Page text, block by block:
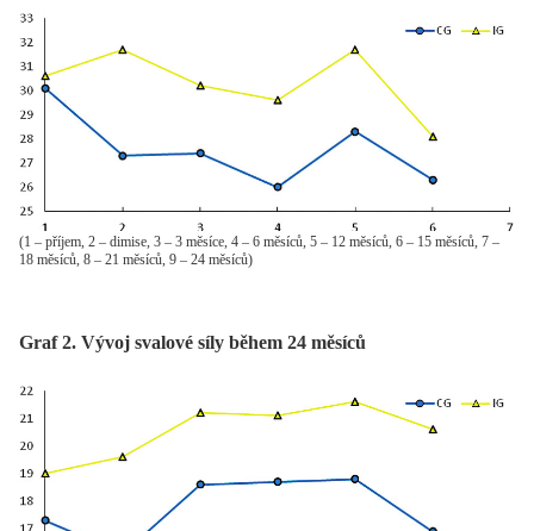
(1 – příjem, 2 – dimise, 3 – 3 měsíce, 4 – 6 měsíců, 5 – 12 měsíců, 6 – 15 měsíců, 7 –
18 měsíců, 8 – 21 měsíců, 9 – 24 měsíců)
Graf 2. Vývoj svalové síly během 24 měsíců